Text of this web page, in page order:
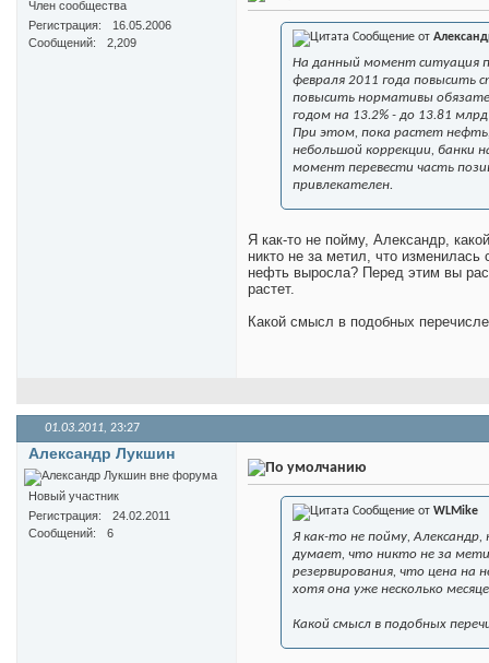
Член сообщества
Регистрация
16.05.2006
Сообщений
2,209 Сообщение от
На данный момент ситуация
февраля 2011 года повысить
повысить нормативы
годом на 13.2% - до 13.81
При этом, пока растет
небольшой коррекции, банки
момент перевести часть
привлекателен.
Я как-то не пойму, Александр,
никто не за метил, что
нефть выросла? Перед этим вы
растет.
Какой смысл в подобных
01.03.2011, 23:27
Александр Лукшин
Новый участник
Регистрация
24.02.2011
Сообщений
6
Сообщение от WLMike
Я как-то не пойму,
думает, что никто не за
резервирования, что цена на
хотя она уже несколько
Какой смысл в подобных